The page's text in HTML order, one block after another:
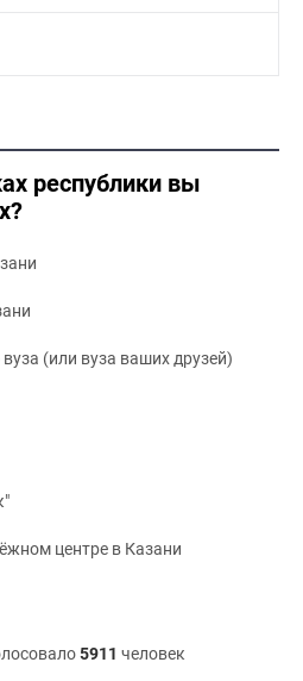
республики вы
(или вуза ваших друзей)
центре в Казани
5911 человек